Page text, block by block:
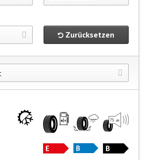
Zurücksetzen